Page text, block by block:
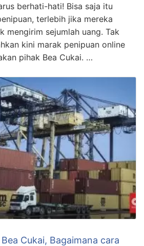
berhati-hati! Bisa saja itu
terlebih jika mereka
mengirim sejumlah uang. Tak
kini marak penipuan online
pihak Bea Cukai. …
Cukai, Bagaimana cara